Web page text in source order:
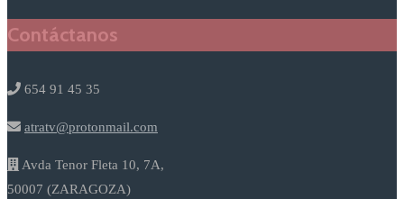
Contáctanos
654 91 45 35
atratv@protonmail.com
Avda Tenor Fleta 10, 7A,
50007 (ZARAGOZA)